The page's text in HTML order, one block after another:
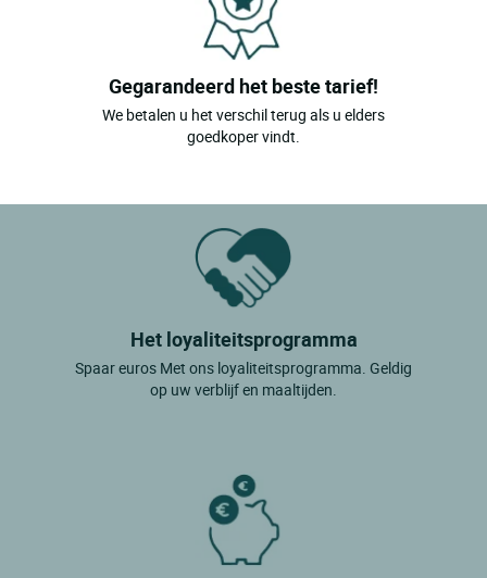
Gegarandeerd het beste tarief!
We betalen u het verschil terug als u elders
goedkoper vindt.
Het loyaliteitsprogramma
Spaar euros Met ons loyaliteitsprogramma. Geldig
op uw verblijf en maaltijden.